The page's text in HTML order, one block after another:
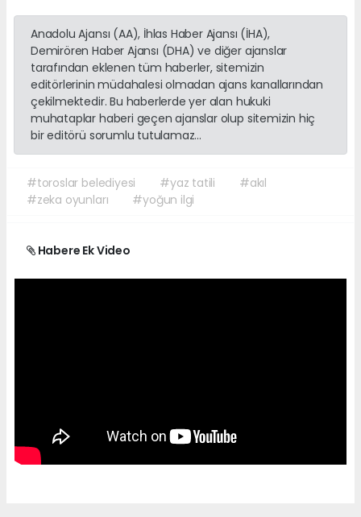
Anadolu Ajansı (AA), İhlas Haber Ajansı (İHA),
Demirören Haber Ajansı (DHA) ve diğer ajanslar
tarafından eklenen tüm haberler, sitemizin
editörlerinin müdahalesi olmadan ajans kanallarından
çekilmektedir. Bu haberlerde yer alan hukuki
muhataplar haberi geçen ajanslar olup sitemizin hiç
bir editörü sorumlu tutulamaz...
#toroslar belediyesi #yaz tatili
#akıl
#zeka oyunları
#yoğun ilgi
Habere Ek Video